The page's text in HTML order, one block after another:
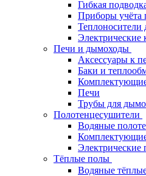
Гибкая
Приборы учёта
Теплоносители
Электрические
Печи и дымоходы
Аксессуары к
Баки и
Печи
Трубы для
Полотенцесушители
Водяные
Электрические
Тёплые полы
Водяные